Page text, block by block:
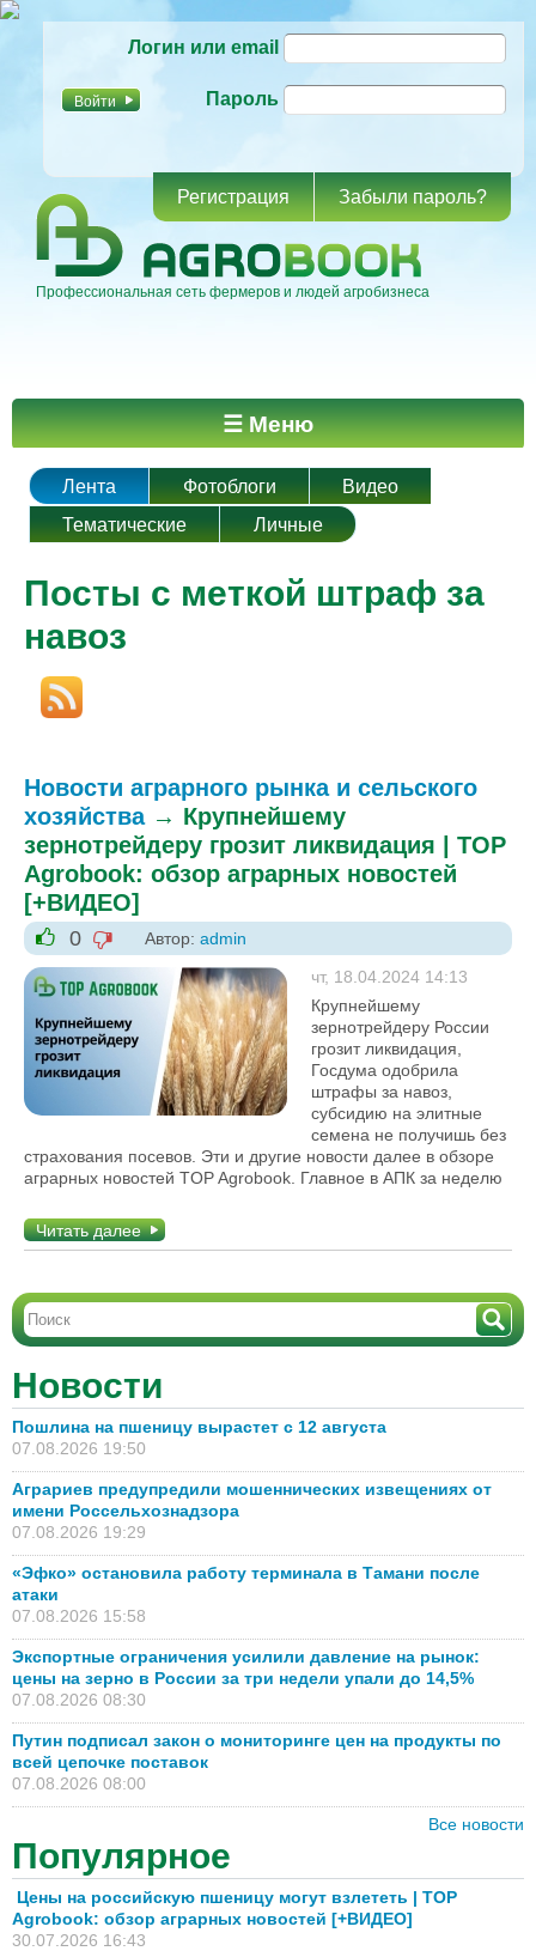
основному
Логин или email
Пароль
Регистрация Забыли пароль?
Профессиональная сеть фермеров и людей агробизнеса
Главное меню ☰ Меню
Лента Фотоблоги
Видео
Тематические
Личные
Посты с меткой штраф за
навоз
Новости аграрного рынка и сельского
хозяйства→ Крупнейшему
зернотрейдеру грозит ликвидация | TOP
Agrobook: обзор аграрных новостей
[+ВИДЕО]
+1
0
-1
Автор: admin
чт, 18.04.2024 14:13
Крупнейшему
зернотрейдеру России
грозит ликвидация,
Госдума одобрила
штрафы за навоз,
субсидию на элитные
семена не получишь без
страхования посевов. Эти и другие новости далее в обзоре
аграрных новостей TOP Agrobook. Главное в АПК за неделю
Читать далее
Новости
Пошлина на пшеницу вырастет с 12 августа
07.08.2026 19:50
Аграриев предупредили мошеннических извещениях от
имени Россельхознадзора
07.08.2026 19:29
«Эфко» остановила работу терминала в Тамани после
атаки
07.08.2026 15:58
Экспортные ограничения усилили давление на рынок:
цены на зерно в России за три недели упали до 14,5%
07.08.2026 08:30
Путин подписал закон о мониторинге цен на продукты по
всей цепочке поставок
07.08.2026 08:00
Все новости
Популярное
Цены на российскую пшеницу могут взлететь | TOP
Agrobook: обзор аграрных новостей [+ВИДЕО]
30.07.2026 16:43